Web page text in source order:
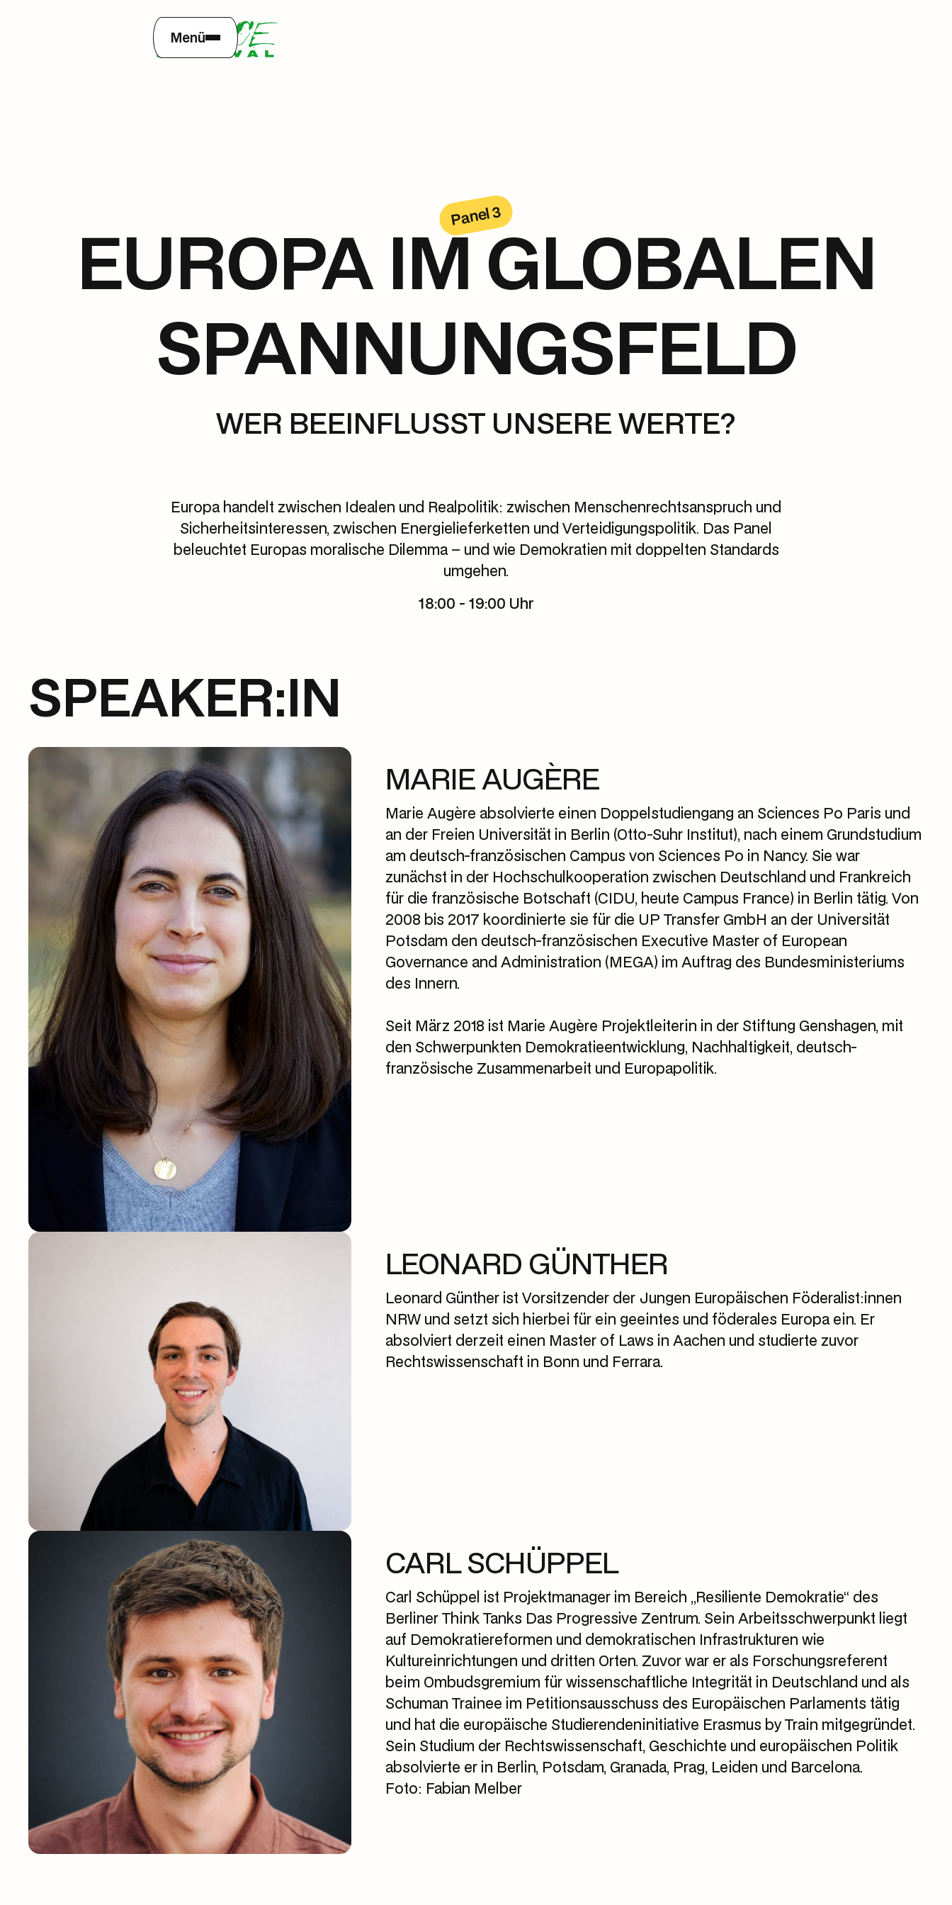
Menü
Panel 3
EUROPA IM GLOBALEN
SPANNUNGSFELD
WER BEEINFLUSST UNSERE WERTE?
Europa handelt zwischen Idealen und Realpolitik: zwischen Menschenrechtsanspruch und
Sicherheitsinteressen, zwischen Energielieferketten und Verteidigungspolitik. Das Panel
beleuchtet Europas moralische Dilemma – und wie Demokratien mit doppelten Standards
umgehen.
18:00 - 19:00 Uhr
SPEAKER:IN
MARIE AUGÈRE
Marie Augère absolvierte einen Doppelstudiengang an Sciences Po Paris und
an der Freien Universität in Berlin (Otto-Suhr Institut), nach einem Grundstudium
am deutsch-französischen Campus von Sciences Po in Nancy. Sie war
zunächst in der Hochschulkooperation zwischen Deutschland und Frankreich
für die französische Botschaft (CIDU, heute Campus France) in Berlin tätig. Von
2008 bis 2017 koordinierte sie für die UP Transfer GmbH an der Universität
Potsdam den deutsch-französischen Executive Master of European
Governance and Administration (MEGA) im Auftrag des Bundesministeriums
des Innern.
Seit März 2018 ist Marie Augère Projektleiterin in der Stiftung Genshagen, mit
den Schwerpunkten Demokratieentwicklung, Nachhaltigkeit, deutsch-
französische Zusammenarbeit und Europapolitik.
LEONARD GÜNTHER
Leonard Günther ist Vorsitzender der Jungen Europäischen Föderalist:innen
NRW und setzt sich hierbei für ein geeintes und föderales Europa ein. Er
absolviert derzeit einen Master of Laws in Aachen und studierte zuvor
Rechtswissenschaft in Bonn und Ferrara.
CARL SCHÜPPEL
Carl Schüppel ist Projektmanager im Bereich „Resiliente Demokratie“ des
Berliner Think Tanks Das Progressive Zentrum. Sein Arbeitsschwerpunkt liegt
auf Demokratiereformen und demokratischen Infrastrukturen wie
Kultureinrichtungen und dritten Orten. Zuvor war er als Forschungsreferent
beim Ombudsgremium für wissenschaftliche Integrität in Deutschland und als
Schuman Trainee im Petitionsausschuss des Europäischen Parlaments tätig
und hat die europäische Studierendeninitiative Erasmus by Train mitgegründet.
Sein Studium der Rechtswissenschaft, Geschichte und europäischen Politik
absolvierte er in Berlin, Potsdam, Granada, Prag, Leiden und Barcelona.
Foto: Fabian Melber